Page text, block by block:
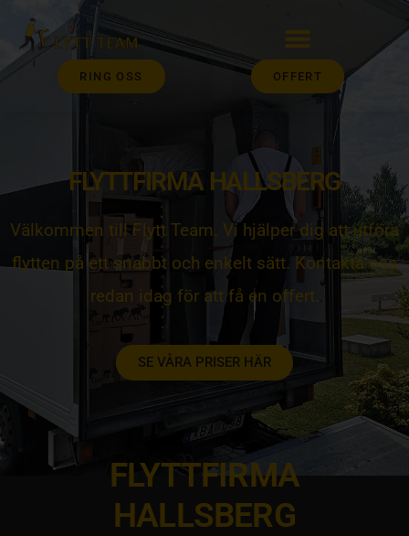
RING OSS OFFERT
FLYTTFIRMA HALLSBERG
Välkommen till Flytt Team. Vi hjälper dig att utföra
flytten på ett snabbt och enkelt sätt. Kontakta oss
redan idag för att få en offert.
SE VÅRA PRISER HÄR
FLYTTFIRMA
HALLSBERG